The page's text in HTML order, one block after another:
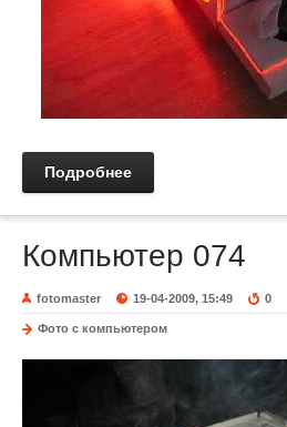
Подробнее
Компьютер 074
fotomaster 19-04-2009, 15:49 0
Фото с компьютером